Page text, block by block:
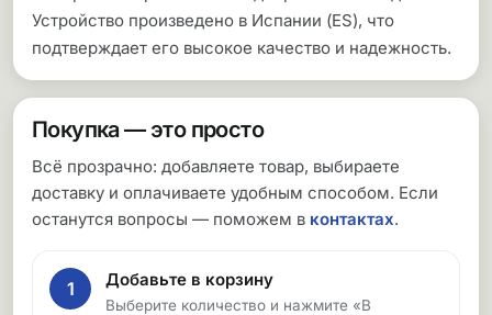
Устройство произведено в Испании (ES), что
подтверждает его высокое качество и надежность.
Покупка — это просто
Всё прозрачно: добавляете товар, выбираете
доставку и оплачиваете удобным способом. Если
останутся вопросы — поможем в контактах.
1 Добавьте в корзину
Выберите количество и нажмите «В